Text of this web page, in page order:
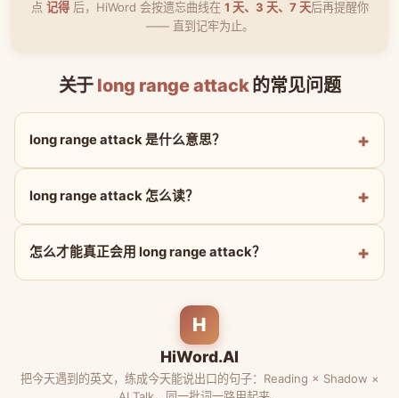
点 记得后，HiWord 会按遗忘曲线在 1 天、3 天、7 天后再提醒你
—— 直到记牢为止。
关于 long range attack的常见问题
long range attack 是什么意思？
long range attack 怎么读？
怎么才能真正会用 long range attack？
H
HiWord.AI
把今天遇到的英文，练成今天能说出口的句子：Reading × Shadow ×